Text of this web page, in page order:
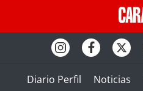
Diario Perfil Noticias